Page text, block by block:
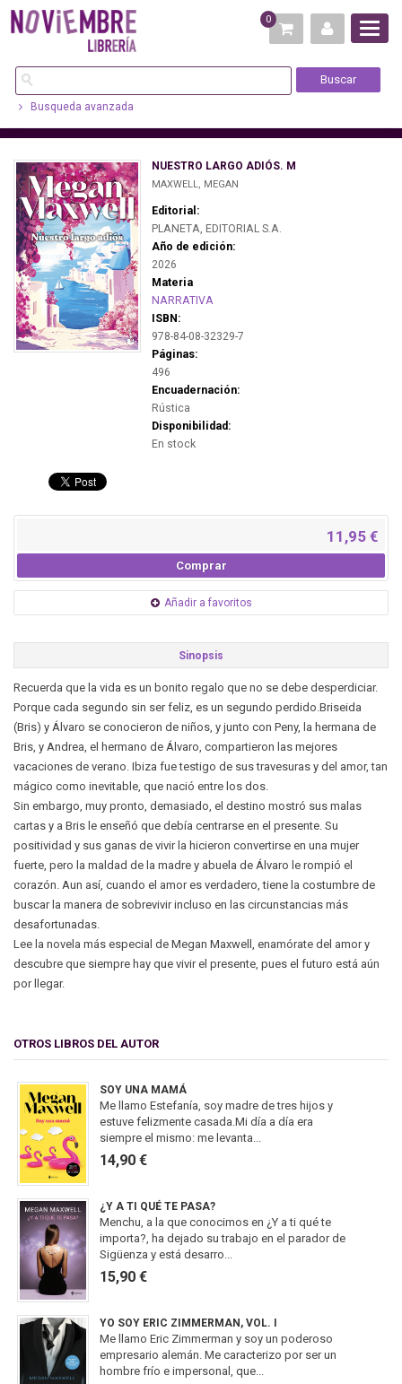
0
Busqueda avanzada
NUESTRO LARGO ADIÓS. M
MAXWELL, MEGAN
Editorial:
PLANETA, EDITORIAL S.A.
Año de edición:
2026
Materia
NARRATIVA
ISBN:
978-84-08-32329-7
Páginas:
496
Encuadernación:
Rústica
Disponibilidad:
En stock
11,95 €
Comprar
Añadir a favoritos
Sinopsis
Recuerda que la vida es un bonito regalo que no se debe desperdiciar.
Porque cada segundo sin ser feliz, es un segundo perdido.Briseida
(Bris) y Álvaro se conocieron de niños, y junto con Peny, la hermana de
Bris, y Andrea, el hermano de Álvaro, compartieron las mejores
vacaciones de verano. Ibiza fue testigo de sus travesuras y del amor, tan
mágico como inevitable, que nació entre los dos.
Sin embargo, muy pronto, demasiado, el destino mostró sus malas
cartas y a Bris le enseñó que debía centrarse en el presente. Su
positividad y sus ganas de vivir la hicieron convertirse en una mujer
fuerte, pero la maldad de la madre y abuela de Álvaro le rompió el
corazón. Aun así, cuando el amor es verdadero, tiene la costumbre de
buscar la manera de sobrevivir incluso en las circunstancias más
desafortunadas.
Lee la novela más especial de Megan Maxwell, enamórate del amor y
descubre que siempre hay que vivir el presente, pues el futuro está aún
por llegar.
OTROS LIBROS DEL AUTOR
SOY UNA MAMÁ
Me llamo Estefanía, soy madre de tres hijos y
estuve felizmente casada.Mi día a día era
siempre el mismo: me levanta...
14,90 €
¿Y A TI QUÉ TE PASA?
Menchu, a la que conocimos en ¿Y a ti qué te
importa?, ha dejado su trabajo en el parador de
Sigüenza y está desarro...
15,90 €
YO SOY ERIC ZIMMERMAN, VOL. I
Me llamo Eric Zimmerman y soy un poderoso
empresario alemán. Me caracterizo por ser un
hombre frío e impersonal, que...